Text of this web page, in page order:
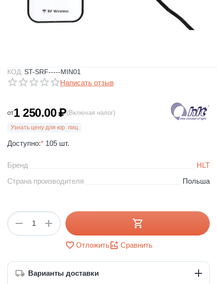
КОД: ST-SRF-----MIN01
Написать отзыв
от1 250.00₽(Включая налог)
Узнать цену для юр. лиц
Доступно:* 105 шт.
Бренд
HLT
Страна производителя
Польша
+
−
Отложить Сравнить
Варианты доставки